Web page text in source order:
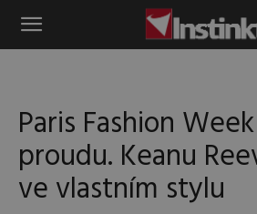
Instinkt
Paris Fashion
proudu. Keanu
ve vlastním stylu